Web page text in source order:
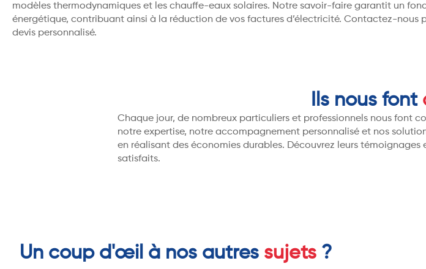
modèles thermodynamiques et les chauffe-eaux solaires. Notre savoir-faire garantit un
énergétique, contribuant ainsi à la réduction de vos factures d’électricité. Contactez-nous
devis personnalisé.
Ils nous font
Chaque jour, de nombreux particuliers et professionnels nous font
notre expertise, notre accompagnement personnalisé et nos
en réalisant des économies durables. Découvrez leurs
satisfaits.
Un coup d'œil à nos autres sujets ?